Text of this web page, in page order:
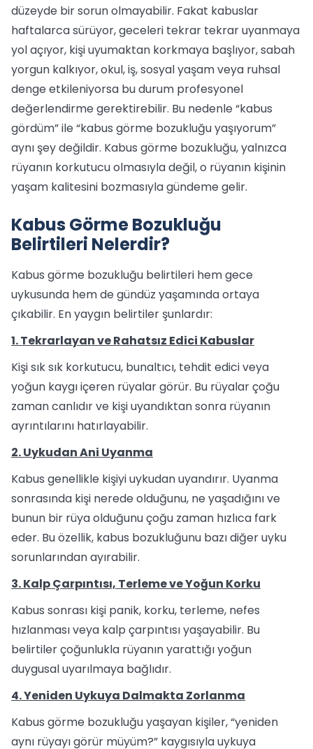
düzeyde bir sorun olmayabilir. Fakat kabuslar
haftalarca sürüyor, geceleri tekrar tekrar uyanmaya
yol açıyor, kişi uyumaktan korkmaya başlıyor, sabah
yorgun kalkıyor, okul, iş, sosyal yaşam veya ruhsal
denge etkileniyorsa bu durum profesyonel
değerlendirme gerektirebilir. Bu nedenle “kabus
gördüm” ile “kabus görme bozukluğu yaşıyorum”
aynı şey değildir. Kabus görme bozukluğu, yalnızca
rüyanın korkutucu olmasıyla değil, o rüyanın kişinin
yaşam kalitesini bozmasıyla gündeme gelir.
Kabus Görme Bozukluğu
Belirtileri Nelerdir?
Kabus görme bozukluğu belirtileri hem gece
uykusunda hem de gündüz yaşamında ortaya
çıkabilir. En yaygın belirtiler şunlardır:
1. Tekrarlayan ve Rahatsız Edici Kabuslar
Kişi sık sık korkutucu, bunaltıcı, tehdit edici veya
yoğun kaygı içeren rüyalar görür. Bu rüyalar çoğu
zaman canlıdır ve kişi uyandıktan sonra rüyanın
ayrıntılarını hatırlayabilir.
2. Uykudan Ani Uyanma
Kabus genellikle kişiyi uykudan uyandırır. Uyanma
sonrasında kişi nerede olduğunu, ne yaşadığını ve
bunun bir rüya olduğunu çoğu zaman hızlıca fark
eder. Bu özellik, kabus bozukluğunu bazı diğer uyku
sorunlarından ayırabilir.
3. Kalp Çarpıntısı, Terleme ve Yoğun Korku
Kabus sonrası kişi panik, korku, terleme, nefes
hızlanması veya kalp çarpıntısı yaşayabilir. Bu
belirtiler çoğunlukla rüyanın yarattığı yoğun
duygusal uyarılmaya bağlıdır.
4. Yeniden Uykuya Dalmakta Zorlanma
Kabus görme bozukluğu yaşayan kişiler, “yeniden
aynı rüyayı görür müyüm?” kaygısıyla uykuya